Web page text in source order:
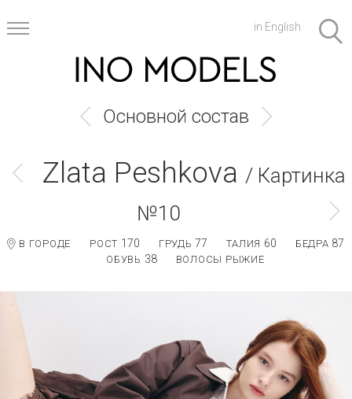
in English
Основной состав
Zlata Peshkova / Картинка
№10
В ГОРОДЕ РОСТ 170 ГРУДЬ 77 ТАЛИЯ 60 БЕДРА 87
ОБУВЬ 38 ВОЛОСЫ РЫЖИЕ